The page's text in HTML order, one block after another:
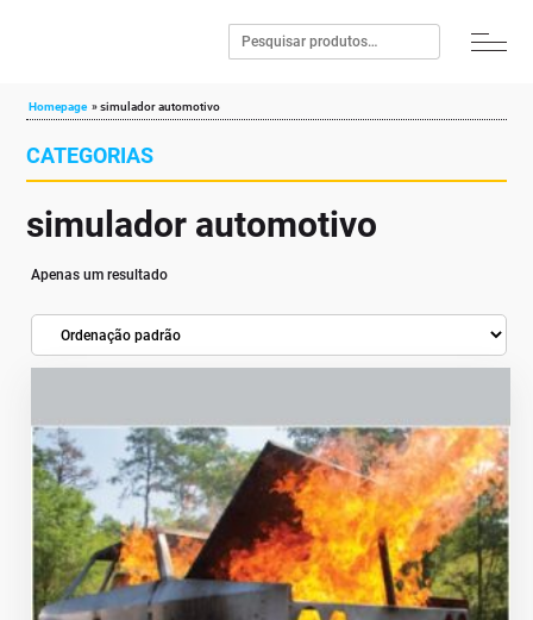
Homepage »simulador automotivo
CATEGORIAS
simulador automotivo
Apenas um resultado